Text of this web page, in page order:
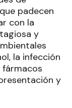
padecen
con la
y
la infección
fármacos
y